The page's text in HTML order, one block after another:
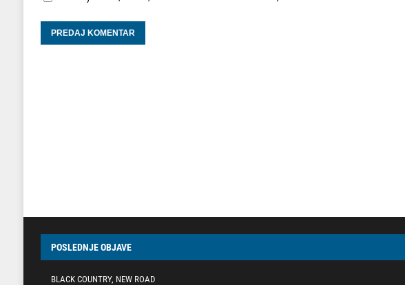
POSLEDNJE OBJAVE
BLACK COUNTRY, NEW ROAD